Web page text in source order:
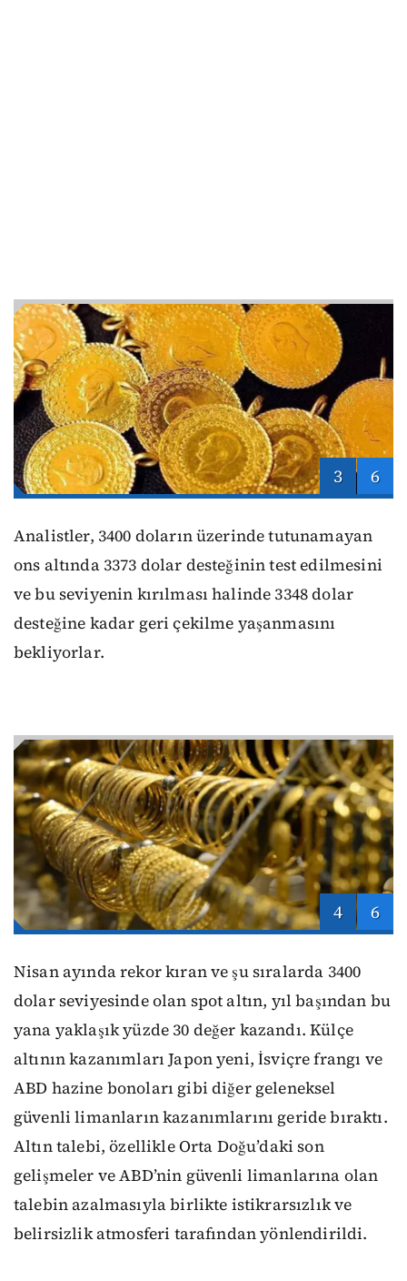
3 6
Analistler, 3400 doların üzerinde tutunamayan
ons altında 3373 dolar desteğinin test edilmesini
ve bu seviyenin kırılması halinde 3348 dolar
desteğine kadar geri çekilme yaşanmasını
bekliyorlar.
4 6
Nisan ayında rekor kıran ve şu sıralarda 3400
dolar seviyesinde olan spot altın, yıl başından bu
yana yaklaşık yüzde 30 değer kazandı. Külçe
altının kazanımları Japon yeni, İsviçre frangı ve
ABD hazine bonoları gibi diğer geleneksel
güvenli limanların kazanımlarını geride bıraktı.
Altın talebi, özellikle Orta Doğu’daki son
gelişmeler ve ABD’nin güvenli limanlarına olan
talebin azalmasıyla birlikte istikrarsızlık ve
belirsizlik atmosferi tarafından yönlendirildi.